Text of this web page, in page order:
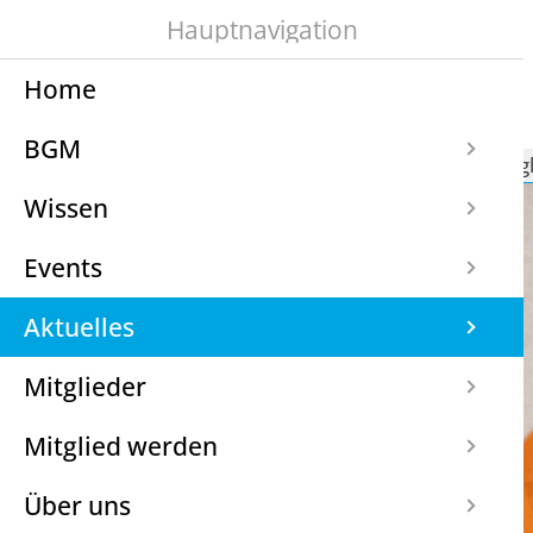
Navigation
überspringen
BGM
Hauptnavigation
Home
BGM
Wissen
Events
Aktuelles
Mitglieder
Mitglied werden
Über uns